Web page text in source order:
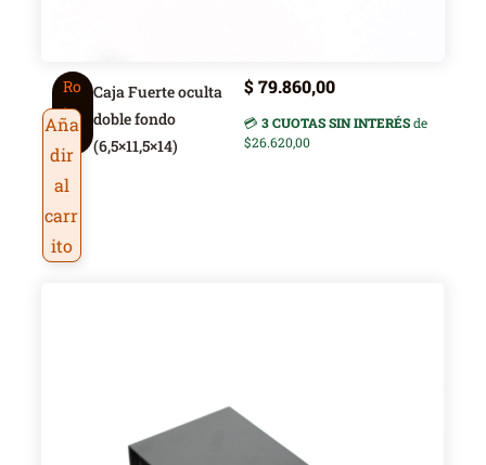
Ro
ic
Caja Fuerte oculta
doble fondo
(6,5×11,5×14)
$79.860,00
💳 3 CUOTAS SIN INTERÉSde
$26.620,00
Aña
dir
al
carr
ito